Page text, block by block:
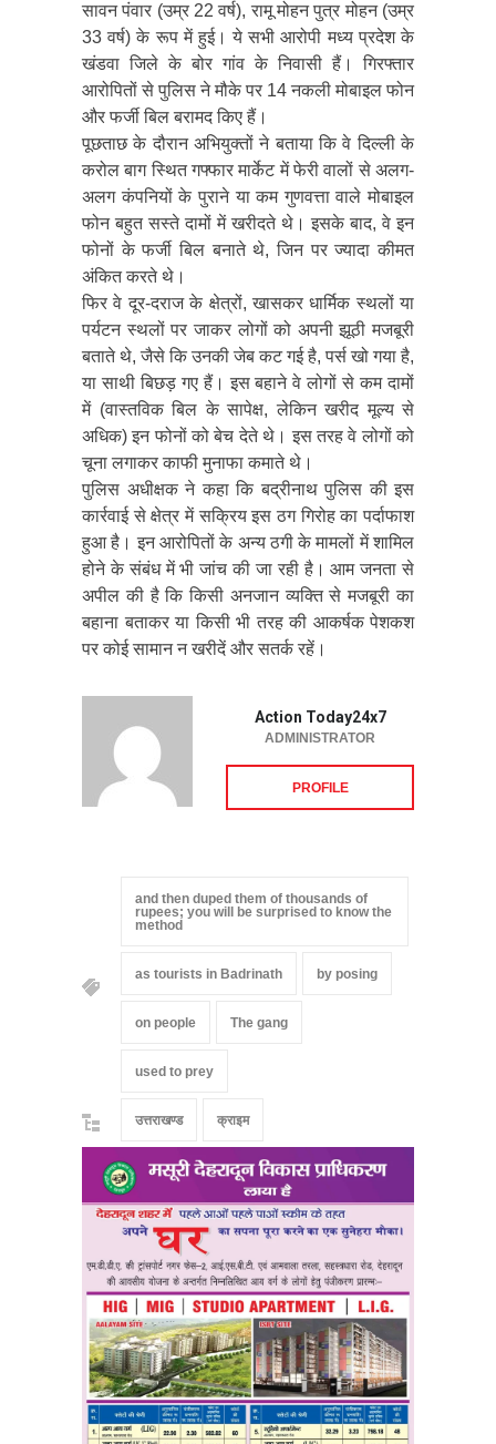
सावन पंवार (उम्र 22 वर्ष), रामू मोहन पुत्र मोहन (उम्र
33 वर्ष) के रूप में हुई। ये सभी आरोपी मध्य प्रदेश के
खंडवा जिले के बोर गांव के निवासी हैं। गिरफ्तार
आरोपितों से पुलिस ने मौके पर 14 नकली मोबाइल फोन
और फर्जी बिल बरामद किए हैं।
पूछताछ के दौरान अभियुक्तों ने बताया कि वे दिल्ली के
करोल बाग स्थित गफ्फार मार्केट में फेरी वालों से अलग-
अलग कंपनियों के पुराने या कम गुणवत्ता वाले मोबाइल
फोन बहुत सस्ते दामों में खरीदते थे। इसके बाद, वे इन
फोनों के फर्जी बिल बनाते थे, जिन पर ज्यादा कीमत
अंकित करते थे।
फिर वे दूर-दराज के क्षेत्रों, खासकर धार्मिक स्थलों या
पर्यटन स्थलों पर जाकर लोगों को अपनी झूठी मजबूरी
बताते थे, जैसे कि उनकी जेब कट गई है, पर्स खो गया है,
या साथी बिछड़ गए हैं। इस बहाने वे लोगों से कम दामों
में (वास्तविक बिल के सापेक्ष, लेकिन खरीद मूल्य से
अधिक) इन फोनों को बेच देते थे। इस तरह वे लोगों को
चूना लगाकर काफी मुनाफा कमाते थे।
पुलिस अधीक्षक ने कहा कि बद्रीनाथ पुलिस की इस
कार्रवाई से क्षेत्र में सक्रिय इस ठग गिरोह का पर्दाफाश
हुआ है। इन आरोपितों के अन्य ठगी के मामलों में शामिल
होने के संबंध में भी जांच की जा रही है। आम जनता से
अपील की है कि किसी अनजान व्यक्ति से मजबूरी का
बहाना बताकर या किसी भी तरह की आकर्षक पेशकश
पर कोई सामान न खरीदें और सतर्क रहें।
Action Today24x7
ADMINISTRATOR
PROFILE
and then duped them of thousands of
rupees; you will be surprised to know the
method
as tourists in Badrinath by posing
on people The gang
used to prey
उत्तराखण्ड क्राइम